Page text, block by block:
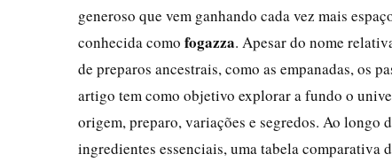
generoso que vem ganhando cada vez mais
conhecida como fogazza. Apesar do nome
de preparos ancestrais, como as empanadas, os
artigo tem como objetivo explorar a fundo o
origem, preparo, variações e segredos. Ao longo
ingredientes essenciais, uma tabela comparativa